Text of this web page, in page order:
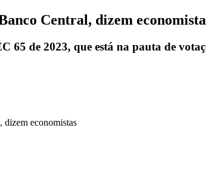
Central, dizem
65 de 2023, que está na pauta de